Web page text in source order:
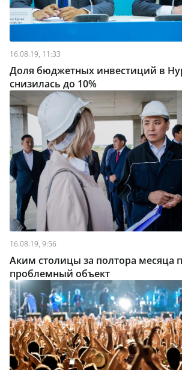
16.08.19, 11:33
Доля бюджетных инвестиций в
снизилась до 10%
16.08.19, 9:56
Аким столицы за полтора месяца
проблемный объект